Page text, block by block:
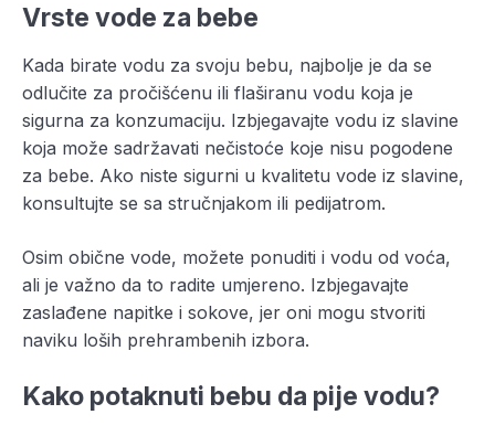
Vrste vode za bebe
Kada birate vodu za svoju bebu, najbolje je da se
odlučite za pročišćenu ili flaširanu vodu koja je
sigurna za konzumaciju. Izbjegavajte vodu iz slavine
koja može sadržavati nečistoće koje nisu pogodene
za bebe. Ako niste sigurni u kvalitetu vode iz slavine,
konsultujte se sa stručnjakom ili pedijatrom.
Osim obične vode, možete ponuditi i vodu od voća,
ali je važno da to radite umjereno. Izbjegavajte
zaslađene napitke i sokove, jer oni mogu stvoriti
naviku loših prehrambenih izbora.
Kako potaknuti bebu da pije vodu?